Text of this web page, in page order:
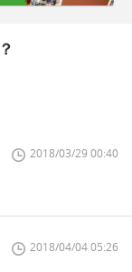
2018/03/29 00:40
2018/04/04 05:26